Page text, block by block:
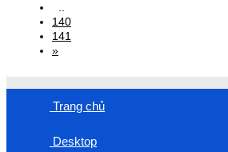
140
141
»
Trang chủ
Desktop